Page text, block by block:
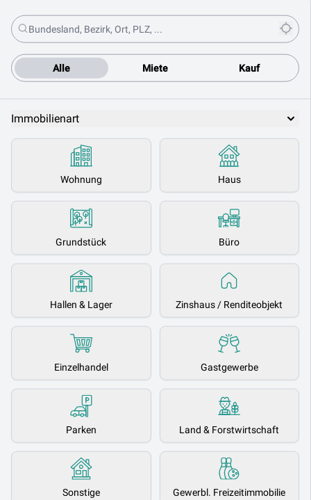
Alle Miete Kauf
Immobilienart
Wohnung Haus
Grundstück Büro
Hallen & Lager Zinshaus / Renditeobjekt
Einzelhandel Gastgewerbe
Parken Land & Forstwirtschaft
Sonstige Gewerbl. Freizeitimmobilie